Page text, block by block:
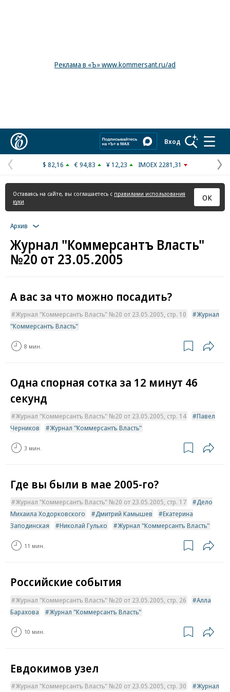
Реклама в «Ъ» www.kommersant.ru/ad
Вход
Предыдущая
страница
$ 82,16 € 94,83 ¥ 12,23 IMOEX 2281,31
Оставаясь на сайте, вы соглашаетесь с правилами использования
куки
ОК
Архив
Журнал "Коммерсантъ Власть"
№20 от 23.05.2005
А вас за что можно посадить?
Журнал "Коммерсантъ Власть" №20 от 23.05.2005, стр. 10
Журнал
"Коммерсантъ Власть"
8 мин.
Одна спорная сотка за 12 минут 46
секунд
Журнал "Коммерсантъ Власть" №20 от 23.05.2005, стр. 14
Павел
Черников
Журнал "Коммерсантъ Власть"
3 мин.
Где вы были в мае 2005-го?
Журнал "Коммерсантъ Власть" №20 от 23.05.2005, стр. 17
Дело
Михаила Ходорковского
Дмитрий Камышев
Екатерина
Заподинская
Николай Гулько Журнал "Коммерсантъ Власть"
11 мин.
Российские события
Журнал "Коммерсантъ Власть" №20 от 23.05.2005, стр. 26
Алла
Барахова
Журнал "Коммерсантъ Власть"
10 мин.
Евдокимов узел
Журнал "Коммерсантъ Власть" №20 от 23.05.2005, стр. 30
Журнал